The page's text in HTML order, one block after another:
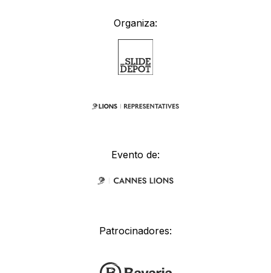
Organiza:
Evento de:
Patrocinadores: